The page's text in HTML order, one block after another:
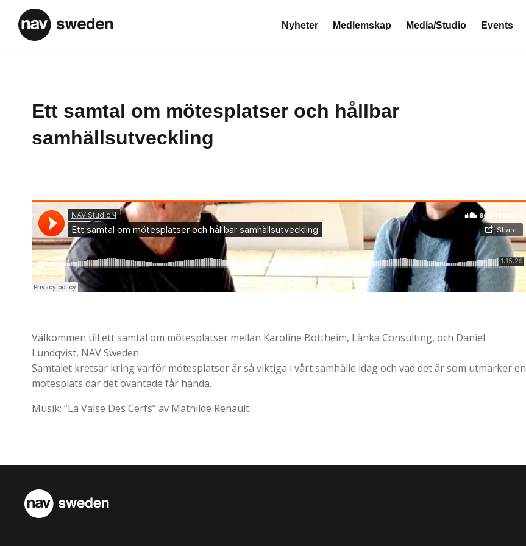
Nyheter Medlemskap Media/Studio Events
Ett samtal om mötesplatser och hållbar
samhällsutveckling
Välkommen till ett samtal om mötesplatser mellan Karoline Bottheim, Länka Consulting, och Daniel
Lundqvist, NAV Sweden.
Samtalet kretsar kring varför mötesplatser är så viktiga i vårt samhälle idag och vad det är som utmärker en
mötesplats där det oväntade får hända.
Musik: ”La Valse Des Cerfs” av Mathilde Renault